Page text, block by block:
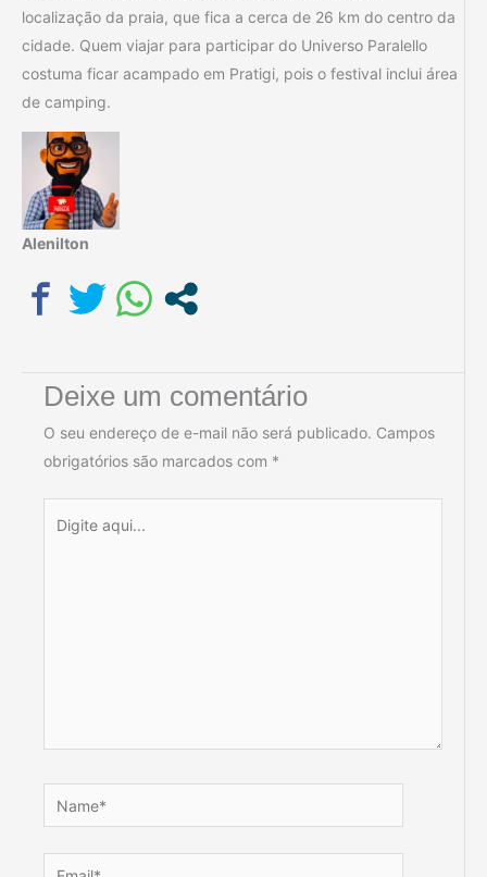
localização da praia, que fica a cerca de 26 km do centro da
cidade. Quem viajar para participar do Universo Paralello
costuma ficar acampado em Pratigi, pois o festival inclui área
de camping.
Alenilton
Deixe um comentário
O seu endereço de e-mail não será publicado. Campos
obrigatórios são marcados com *
aqui...
Email*